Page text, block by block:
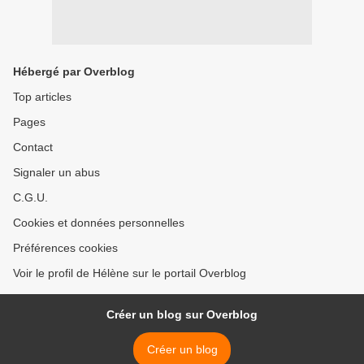
Hébergé par Overblog
Top articles
Pages
Contact
Signaler un abus
C.G.U.
Cookies et données personnelles
Préférences cookies
Voir le profil de Hélène sur le portail Overblog
Créer un blog sur Overblog
Créer un blog